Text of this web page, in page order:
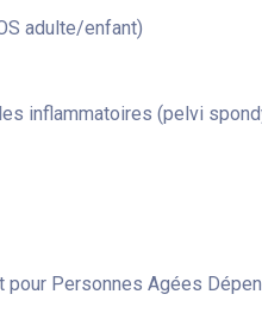
adulte/enfant)
inflammatoires (pelvi
Personnes Agées